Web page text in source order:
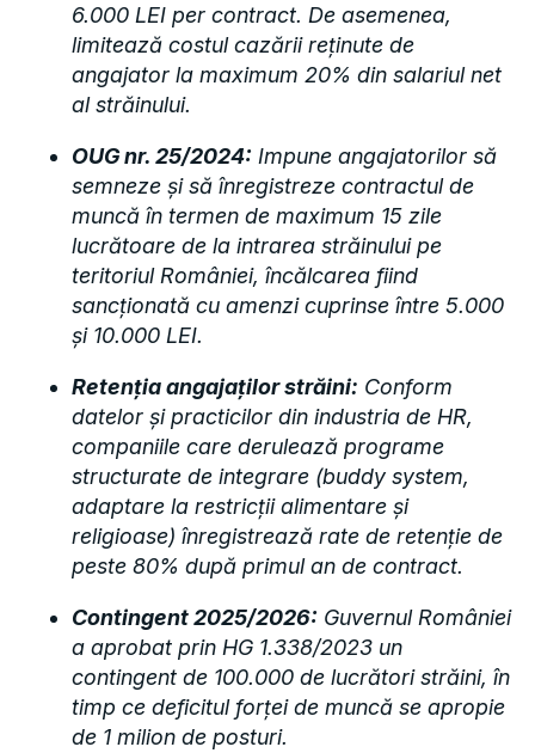
6.000 LEI per contract. De asemenea,
limitează costul cazării reținute de
angajator la maximum 20% din salariul net
al străinului.
OUG nr. 25/2024: Impune angajatorilor să
semneze și să înregistreze contractul de
muncă în termen de maximum 15 zile
lucrătoare de la intrarea străinului pe
teritoriul României, încălcarea fiind
sancționată cu amenzi cuprinse între 5.000
și 10.000 LEI.
Retenția angajaților străini: Conform
datelor și practicilor din industria de HR,
companiile care derulează programe
structurate de integrare (buddy system,
adaptare la restricții alimentare și
religioase) înregistrează rate de retenție de
peste 80% după primul an de contract.
Contingent 2025/2026: Guvernul României
a aprobat prin HG 1.338/2023 un
contingent de 100.000 de lucrători străini, în
timp ce deficitul forței de muncă se apropie
de 1 milion de posturi.